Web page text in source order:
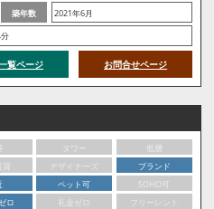
築年数
2021年6月
覧ページ お問合せページ
タワー
低層
デザイナーズ
ブランド
ペット可
SOHO可
ロ
礼金ゼロ
フリーレント